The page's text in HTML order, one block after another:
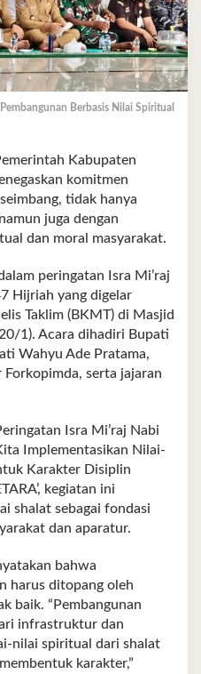
Berbasis Nilai Spiritual
Kabupaten
komitmen
tidak hanya
juga dengan
dan moral masyarakat.
peringatan Isra Mi’raj
Hijriah yang digelar
Taklim (BKMT) di Masjid
1). Acara dihadiri Bupati
Wahyu Ade Pratama,
serta jajaran
Isra Mi’raj Nabi
Implementasikan Nilai-
Karakter Disiplin
kegiatan ini
shalat sebagai fondasi
dan aparatur.
bahwa
harus ditopang oleh
baik. “Pembangunan
infrastruktur dan
nilai spiritual dari shalat
karakter,”